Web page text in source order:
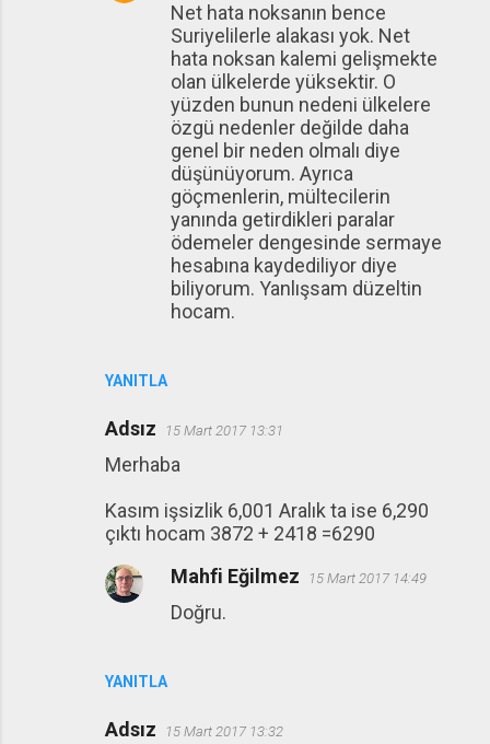
YANITLA
Net hata noksanın bence
Suriyelilerle alakası yok. Net
hata noksan kalemi gelişmekte
olan ülkelerde yüksektir. O
yüzden bunun nedeni ülkelere
özgü nedenler değilde daha
genel bir neden olmalı diye
düşünüyorum. Ayrıca
göçmenlerin, mültecilerin
yanında getirdikleri paralar
ödemeler dengesinde sermaye
hesabına kaydediliyor diye
biliyorum. Yanlışsam düzeltin
hocam.
Adsız 15 Mart 2017 13:31
Merhaba
Kasım işsizlik 6,001 Aralık ta ise 6,290
çıktı hocam 3872 + 2418 =6290
YANITLA
Mahfi Eğilmez 15 Mart 2017 14:49
Doğru.
Adsız 15 Mart 2017 13:32